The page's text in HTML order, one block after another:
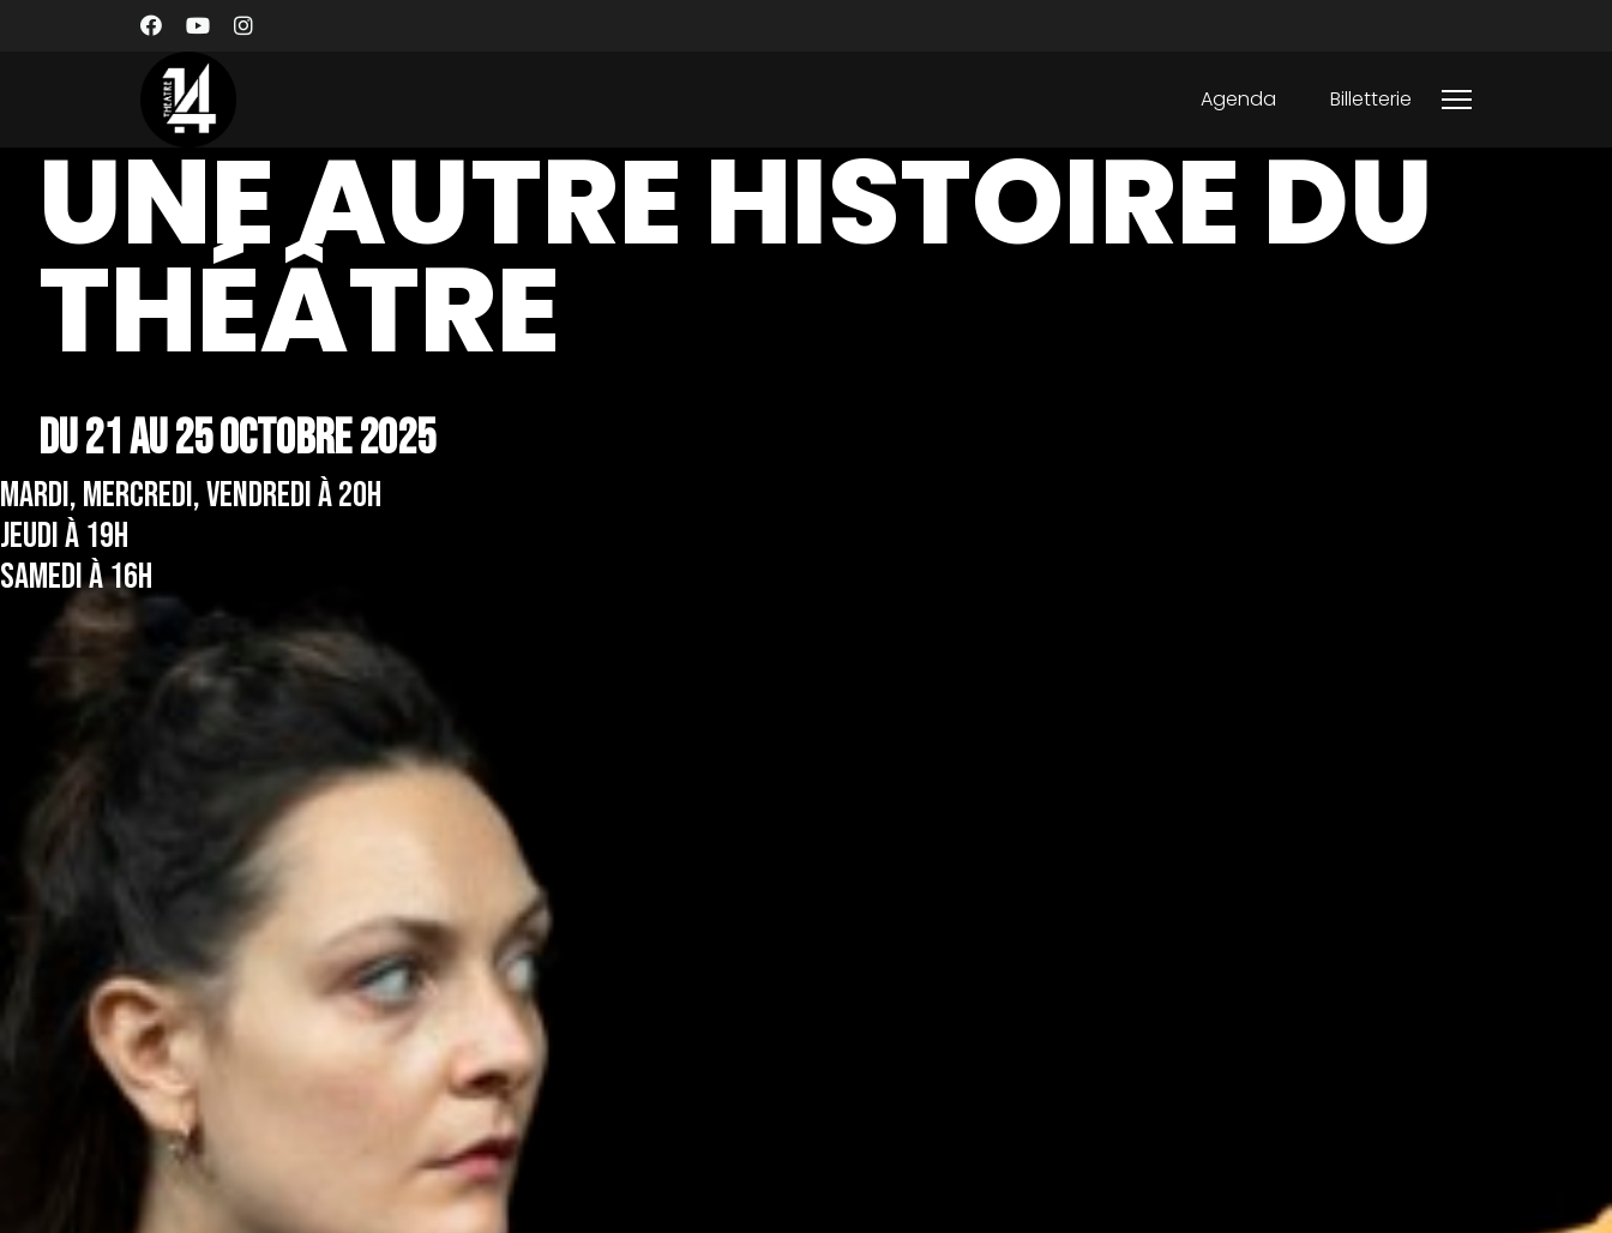
Agenda Billetterie
UNE AUTRE HISTOIRE DU
THÉÂTRE
Du 21 au 25 octobre 2025
MARDI, MERCREDI, VENDREDI À 20H
JEUDI À 19H
SAMEDI À 16H